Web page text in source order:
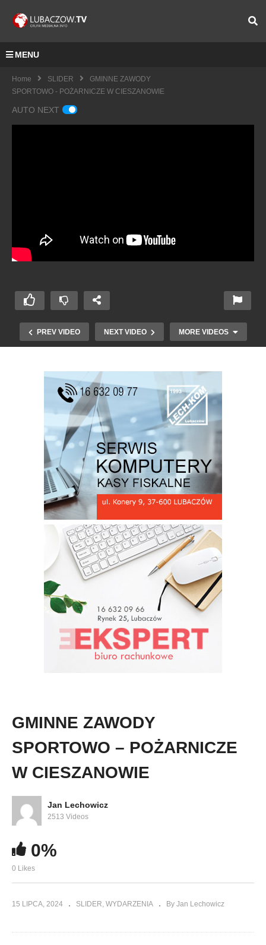
MENU
Home SLIDER
GMINNE ZAWODY
SPORTOWO - POŻARNICZE W CIESZANOWIE
AUTO NEXT
PREV VIDEO NEXT VIDEO MORE VIDEOS
Jubileusz 140 lecia linii kolejowej Jarosław
Sokal cz 3
GMINNE ZAWODY
SPORTOWO – POŻARNICZE
W CIESZANOWIE
Jan Lechowicz
2513 Videos
0%
0 Likes
15 LIPCA, 2024 SLIDER WYDARZENIA By Jan Lechowicz